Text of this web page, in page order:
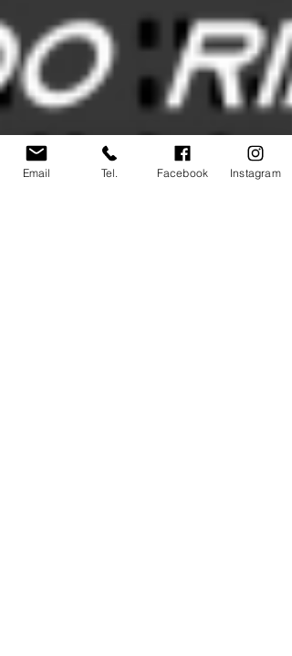
Email Tel. Facebook Instagram